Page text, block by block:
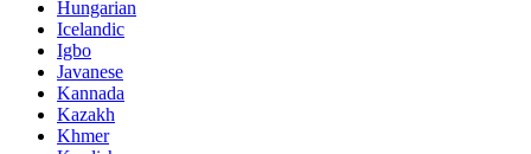
Hungarian
Icelandic
Igbo
Javanese
Kannada
Kazakh
Khmer